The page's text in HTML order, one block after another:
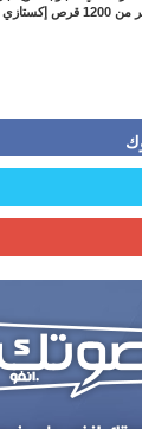
قرص إكستازي